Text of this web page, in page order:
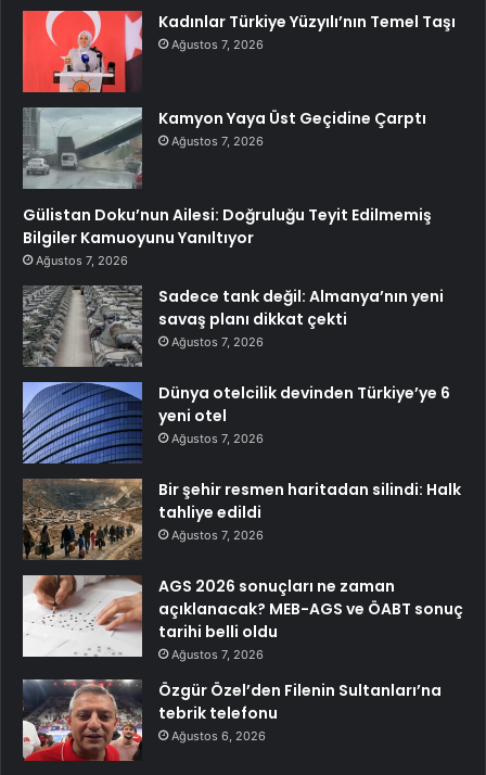
Kadınlar Türkiye Yüzyılı’nın Temel Taşı
Ağustos 7, 2026
Kamyon Yaya Üst Geçidine Çarptı
Ağustos 7, 2026
Gülistan Doku’nun Ailesi: Doğruluğu Teyit Edilmemiş
Bilgiler Kamuoyunu Yanıltıyor
Ağustos 7, 2026
Sadece tank değil: Almanya’nın yeni
savaş planı dikkat çekti
Ağustos 7, 2026
Dünya otelcilik devinden Türkiye’ye 6
yeni otel
Ağustos 7, 2026
Bir şehir resmen haritadan silindi: Halk
tahliye edildi
Ağustos 7, 2026
AGS 2026 sonuçları ne zaman
açıklanacak? MEB-AGS ve ÖABT sonuç
tarihi belli oldu
Ağustos 7, 2026
Özgür Özel’den Filenin Sultanları’na
tebrik telefonu
Ağustos 6, 2026